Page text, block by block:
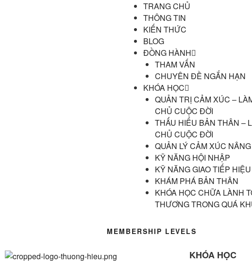
TRANG CHỦ
THÔNG TIN
KIẾN THỨC
BLOG
ĐỒNG HÀNH
THAM VẤN
CHUYÊN ĐỀ NGẮN HẠN
KHÓA HỌC
QUẢN TRỊ CẢM XÚC –
CHỦ CUỘC ĐỜI
THẤU HIỂU BẢN THÂN –
CHỦ CUỘC ĐỜI
QUẢN LÝ CẢM XÚC
KỸ NĂNG HỘI NHẬP
KỸ NĂNG GIAO TIẾP
KHÁM PHÁ BẢN THÂN
KHÓA HỌC CHỮA LÀNH
THƯƠNG TRONG QUÁ
MEMBERSHIP LEVELS
KHÓA HỌC